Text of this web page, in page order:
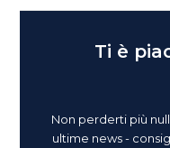
Ti è
Non perderti più
ultime news -